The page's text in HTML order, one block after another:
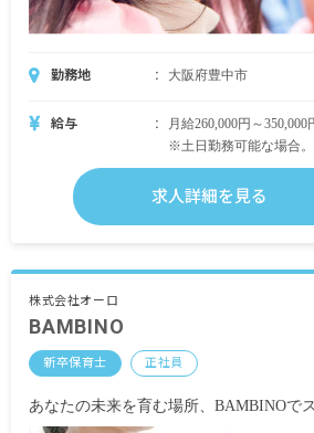
勤務地 大阪府豊中市
給与
月給260,000円～350,000
※土日勤務可能な場合。
きない方は月給240,000
※みなし残業代10時間
む。10時間を超過した
賞与年2回（3月／9月）
全国一律1,050円となり
求人詳細を見る
株式会社オーロ
BAMBINO
新卒保育士 正社員
あなたの未来を育む場所、BAMBINOで